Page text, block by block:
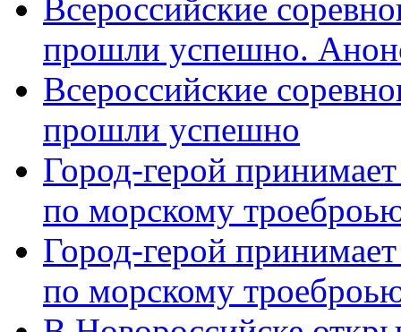
Всероссийские
прошли успешно.
Всероссийские
прошли успешно
Город-герой
по морскому
Город-герой
по морскому